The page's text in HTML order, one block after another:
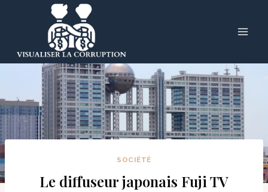
SOCIÉTÉ
Le diffuseur japonais Fuji TV